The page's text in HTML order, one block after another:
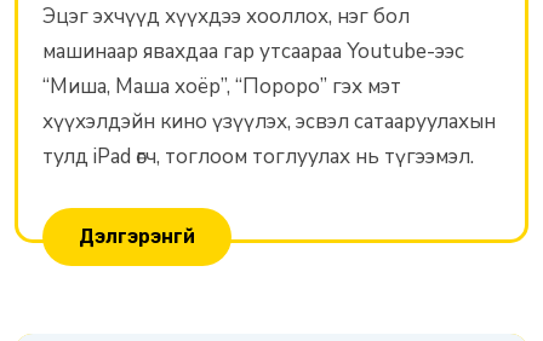
Эцэг эхчүүд хүүхдээ хооллох, нэг бол
машинаар явахдаа гар утсаараа Youtube-ээс
“Миша, Маша хоёр”, “Пороро” гэх мэт
хүүхэлдэйн кино үзүүлэх, эсвэл сатааруулахын
тулд iPad өгч, тоглоом тоглуулах нь түгээмэл.
Дэлгэрэнгүй